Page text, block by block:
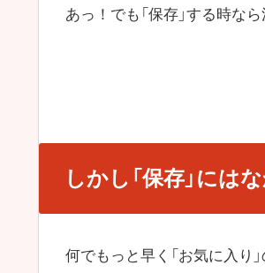
あっ！でも「保存」する時な
しかし「保存」には
何でもっと早く「お気に入り